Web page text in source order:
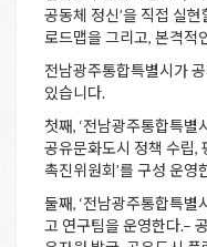
공동체 정신’을 직접 실
로드맵을 그리고, 본격적
전남광주통합특별시가
있습니다.
첫째, ‘전남광주통합특별
공유문화도시 정책 수립,
촉진위원회’를 구성 운영
둘째, ‘전남광주통합특별
고 연구팀을 운영한다.–